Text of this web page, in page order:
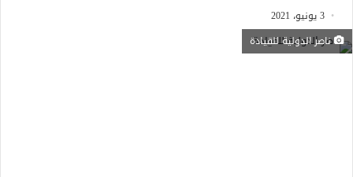
3 يونيو، 2021
ناصر الدولية للقيادة